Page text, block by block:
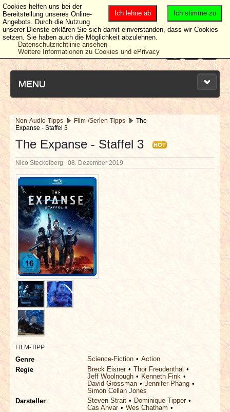
MENU
NEUESTE ARTIKEL
NEWS & DATES
BERICHTE
VERLOSUNGEN
INTERVIEWS
SPECIALS
REDAKTION
LINKS
ARCHIV
Non-Audio-Tipps Film-/Serien-Tipps
The
Expanse - Staffel 3
The Expanse - Staffel 3 HOT
Nico Steckelberg 08. Dezember 2019
FILM-TIPP
Genre Science-Fiction
Action
Regie
Breck Eisner
Thor Freudenthal
Jeff Woolnough
Kenneth Fink
David Grossman
Jennifer Phang
Simon Cellan Jones
Darsteller
Steven Strait
Dominique Tipper
Cas Anvar
Wes Chatham
Ich stimme zu
Ich lehne ab
Cookies helfen uns bei der
Bereitstellung unseres Online-
Angebots. Durch die Nutzung
unserer Dienste erklären Sie sich damit einverstanden, dass wir Cookies
setzen. Sie haben auch die Möglichkeit abzulehnen.
Datenschutzrichtlinie ansehen
Weitere Informationen zu Cookies und ePrivacy